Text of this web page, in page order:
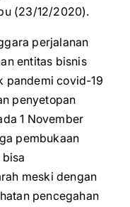
(23/12/2020).
perjalanan
entitas bisnis
pandemi covid-19
penyetopan
1 November
pembukaan
meski dengan
pencegahan